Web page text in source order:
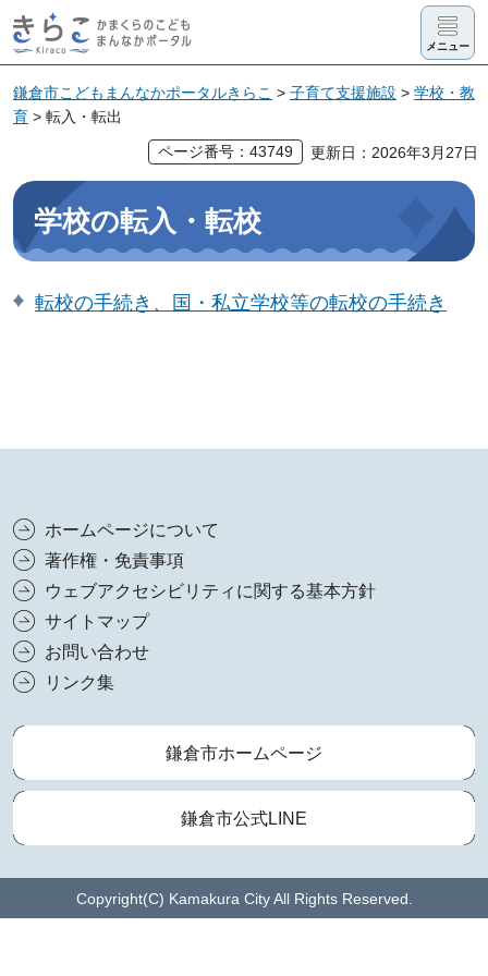
きらこ かま
くらのこど
も まんなか
ポータル
メニュー
鎌倉市こどもまんなかポータルきらこ > 子育て支援施設 > 学校・教
育 > 転入・転出
ページ番号：43749
更新日：2026年3月27日
学校の転入・転校
転校の手続き、国・私立学校等の転校の手続き
ホームページについて
著作権・免責事項
ウェブアクセシビリティに関する基本方針
サイトマップ
お問い合わせ
リンク集
鎌倉市ホームページ
鎌倉市公式LINE
Copyright(C) Kamakura City All Rights Reserved.